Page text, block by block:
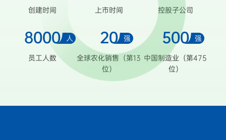
创建时间 上市时间 控股子公司
8000 人
+
员工人数
20 强
全球农化销售（第13
位）
500 强
中国制造业（第475
位）